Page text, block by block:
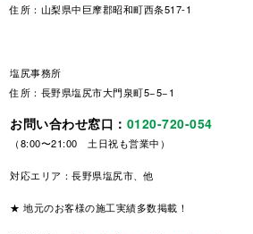
住所：山梨県中巨摩郡昭和町西条517-1
塩尻事務所
住所：長野県塩尻市大門泉町5−5−1
お問い合わせ窓口： 0120-720-054
（8:00〜21:00 土日祝も営業中）
対応エリア：長野県塩尻市、他
★ 地元のお客様の施工実績多数掲載！